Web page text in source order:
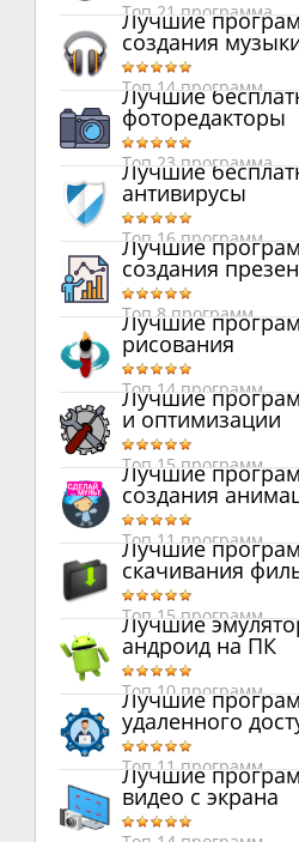
Топ 21 программа
Лучшие
создания
Топ 14 программ
Лучшие
фоторедакторы
Топ 23 программа
Лучшие
антивирусы
Топ 16 программ
Лучшие
создания
Топ 8 программ
Лучшие
рисования
Топ 14 программ
Лучшие
и оптимизации
Топ 15 программ
Лучшие
создания
Топ 11 программ
Лучшие
скачивания
Топ 15 программ
Лучшие
андроид на ПК
Топ 10 программ
Лучшие
удаленного
Топ 11 программ
Лучшие
видео с экрана